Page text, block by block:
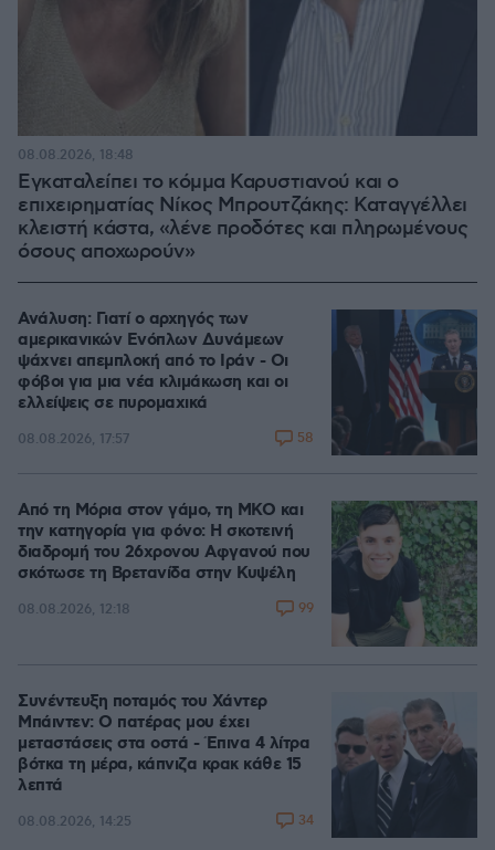
Εγκαταλείπει το κόμμα Καρυστιανού και ο
επιχειρηματίας Νίκος Μπρουτζάκης: Καταγγέλλει
κλειστή κάστα, «λένε προδότες και πληρωμένους
όσους αποχωρούν»
08.08.2026, 18:48
Ανάλυση: Γιατί ο αρχηγός των
αμερικανικών Ενόπλων Δυνάμεων
ψάχνει απεμπλοκή από το Ιράν - Οι
φόβοι για μια νέα κλιμάκωση και οι
ελλείψεις σε πυρομαχικά
08.08.2026, 17:57 58
Από τη Μόρια στον γάμο, τη ΜΚΟ και
την κατηγορία για φόνο: Η σκοτεινή
διαδρομή του 26χρονου Αφγανού που
σκότωσε τη Βρετανίδα στην Κυψέλη
08.08.2026, 12:18 99
Συνέντευξη ποταμός του Χάντερ
Μπάιντεν: Ο πατέρας μου έχει
μεταστάσεις στα οστά - Έπινα 4 λίτρα
βότκα τη μέρα, κάπνιζα κρακ κάθε 15
λεπτά
08.08.2026, 14:25 34